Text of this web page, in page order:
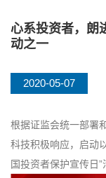
心系投资者，朗
动之一
2020-05-07
根据证监会统一部署
科技积极响应，启动
国投资者保护宣传日”